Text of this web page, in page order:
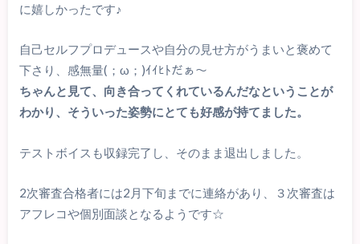
に嬉しかったです♪
自己セルフプロデュースや自分の見せ方がうまいと褒めて
下さり、感無量(；ω；)ｲｲﾋﾄだぁ〜
ちゃんと見て、向き合ってくれているんだなということが
わかり、そういった姿勢にとても好感が持てました。
テストボイスも収録完了し、そのまま退出しました。
2次審査合格者には2月下旬までに連絡があり、３次審査は
アフレコや個別面談となるようです☆